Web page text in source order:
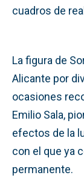
cuadros de
La figura de
Alicante por
ocasiones
Emilio Sala,
efectos de la
con el que ya
permanente.